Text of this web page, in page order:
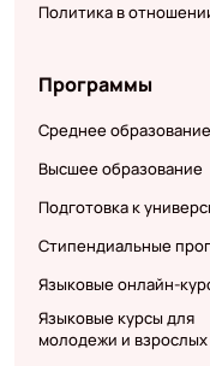
Политика в
Программы
Среднее образование
Высшее образование
Подготовка к
Стипендиальные
Языковые онлайн-
Языковые курсы для
молодежи и взрослых